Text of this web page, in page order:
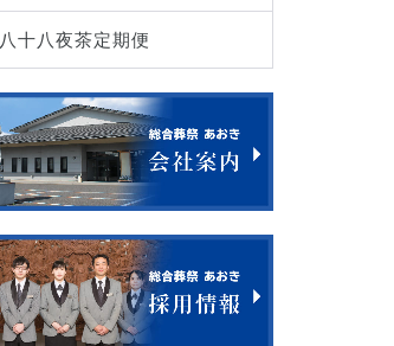
八十八夜茶定期便